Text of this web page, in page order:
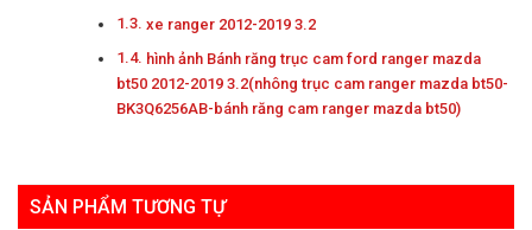
xe ranger 2012-2019 3.2
hình ảnh Bánh răng trục cam ford ranger mazda
bt50 2012-2019 3.2(nhông trục cam ranger mazda bt50-
BK3Q6256AB-bánh răng cam ranger mazda bt50)
SẢN PHẨM TƯƠNG TỰ